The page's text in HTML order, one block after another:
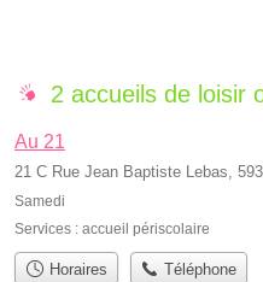
2 accueils de loisir
Au 21
21 C Rue Jean Baptiste Lebas,
Samedi
Services : accueil périscolaire
Horaires Téléphone